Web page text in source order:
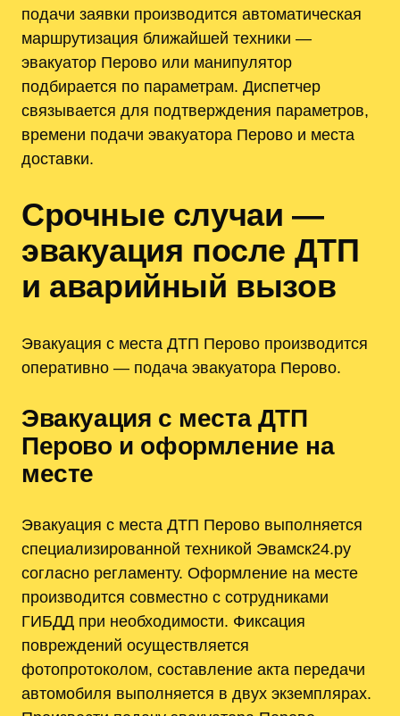
подачи заявки производится автоматическая
маршрутизация ближайшей техники —
эвакуатор Перово или манипулятор
подбирается по параметрам. Диспетчер
связывается для подтверждения параметров,
времени подачи эвакуатора Перово и места
доставки.
Срочные случаи —
эвакуация после ДТП
и аварийный вызов
Эвакуация с места ДТП Перово производится
оперативно — подача эвакуатора Перово.
Эвакуация с места ДТП
Перово и оформление на
месте
Эвакуация с места ДТП Перово выполняется
специализированной техникой Эвамск24.ру
согласно регламенту. Оформление на месте
производится совместно с сотрудниками
ГИБДД при необходимости. Фиксация
повреждений осуществляется
фотопротоколом, составление акта передачи
автомобиля выполняется в двух экземплярах.